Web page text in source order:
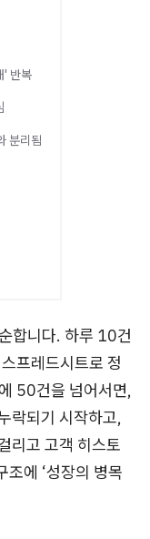
' 반복
분리됨
합니다. 하루 10건
프레드시트로 정
50건을 넘어서면,
락되기 시작하고,
리고 고객 히스토
조에 ‘성장의 병목